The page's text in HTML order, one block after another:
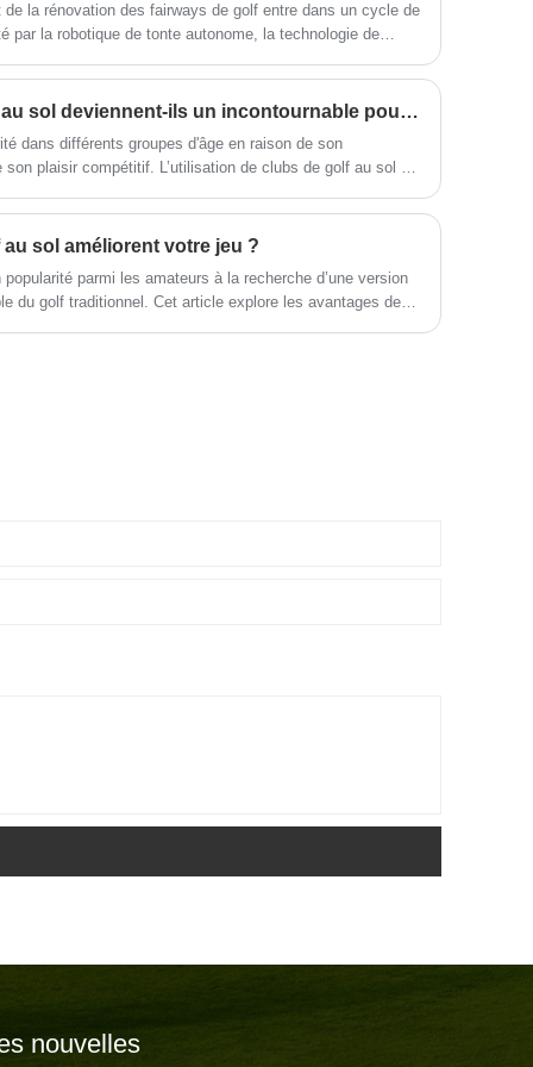
débutants, facile à utiliser, à la fois
fonctionnel et élégant.
de la rénovation des fairways de golf entre dans un cycle de
par la robotique de tonte autonome, la technologie de
basée sur des données.
Pourquoi les clubs de golf au sol deviennent-ils un incontournable pour les amateurs de golf ?
dans différents groupes d'âge en raison de son
plaisir compétitif. L’utilisation de clubs de golf au sol de
sol améliorent votre jeu ?
parmi les amateurs à la recherche d’une version
du golf traditionnel. Cet article explore les avantages de
nouvelles